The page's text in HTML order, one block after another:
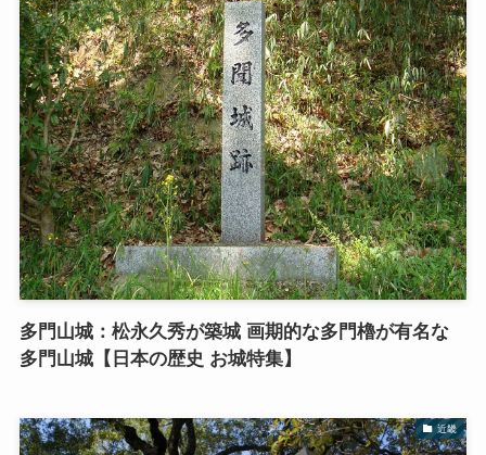
多門山城：松永久秀が築城 画期的な多門櫓が有名な
多門山城【日本の歴史 お城特集】
近畿